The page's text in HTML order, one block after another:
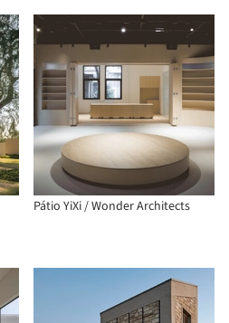
Pátio YiXi / Wonder Architects